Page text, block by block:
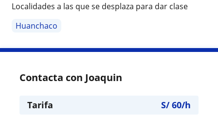
Localidades a las que se desplaza para dar clase
Huanchaco
Contacta con Joaquin
Tarifa S/60/h